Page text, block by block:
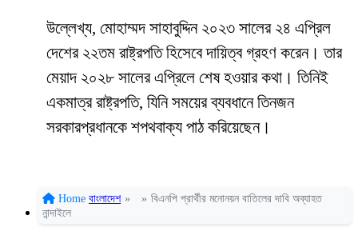
উল্লেখ্য, মোহাম্মদ সাহাবুদ্দিন ২০২৩ সালের ২৪ এপ্রিল
দেশের ২২তম রাষ্ট্রপতি হিসেবে দায়িত্ব গ্রহণ করেন। তার
মেয়াদ ২০২৮ সালের এপ্রিলে শেষ হওয়ার কথা। তিনিই
একমাত্র রাষ্ট্রপতি, যিনি সময়ের ব্যবধানে তিনজন
সরকারপ্রধানকে শপথবাক্য পাঠ করিয়েছেন।
Home বাংলাদেশ » » বিএনপি প্রার্থীর মনোনয়ন বাতিলের দাবি অব্যাহত
নান্দাইলে